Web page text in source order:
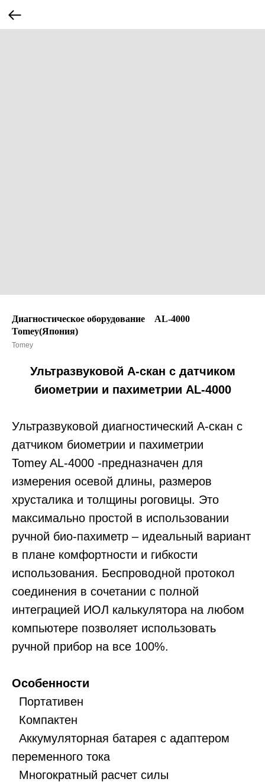
Диагностическое оборудование⠀ AL-4000
Tomey(Япония)
Tomey
Ультразвуковой А-скан с датчиком
биометрии и пахиметрии AL-4000
Ультразвуковой диагностический А-скан с
датчиком биометрии и пахиметрии
Tomey AL-4000 -предназначен для
измерения осевой длины, размеров
хрусталика и толщины роговицы. Это
максимально простой в использовании
ручной био-пахиметр – идеальный вариант
в плане комфортности и гибкости
использования. Беспроводной протокол
соединения в сочетании с полной
интеграцией ИОЛ калькулятора на любом
компьютере позволяет использовать
ручной прибор на все 100%.
Особенности
Портативен
Компактен
Аккумуляторная батарея с адаптером
переменного тока
Многократный расчет силы